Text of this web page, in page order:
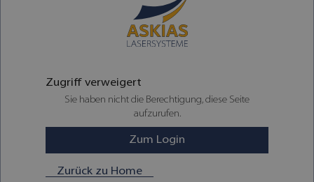
Zugriff verweigert
Sie haben nicht die Berechtigung, diese Seite
aufzurufen.
Zum Login
Zurück zu Home